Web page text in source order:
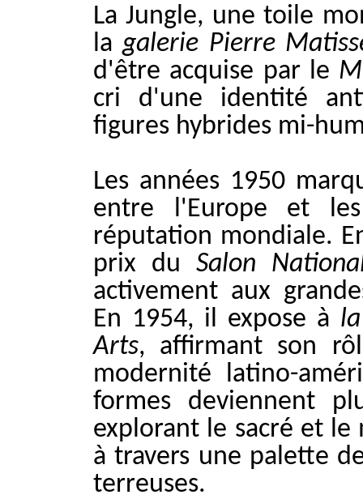
La Jungle, une toile
lagalerie Pierre
d'être acquise par le
cri d'une identité
figures hybrides mi-
Les années 1950
entre l'Europe et les
réputation mondiale.
prix duSalon
activement aux
En 1954, il expose à
Arts, affirmant son
modernité latino-
formes deviennent
explorant le sacré et le
à travers une palette
terreuses.